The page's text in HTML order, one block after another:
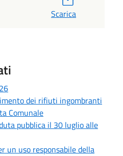
Scarica
dei rifiuti ingombranti
Comunale
pubblica il 30 luglio alle
un uso responsabile della